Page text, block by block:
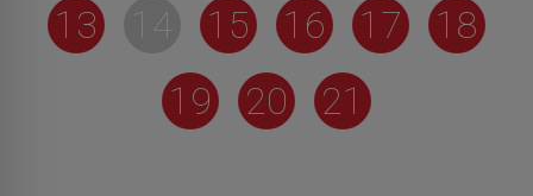
13
14 15 16 17
18
19
20 21